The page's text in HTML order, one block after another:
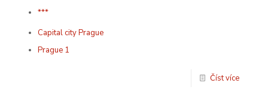
***
Capital city Prague
Prague 1
Číst více